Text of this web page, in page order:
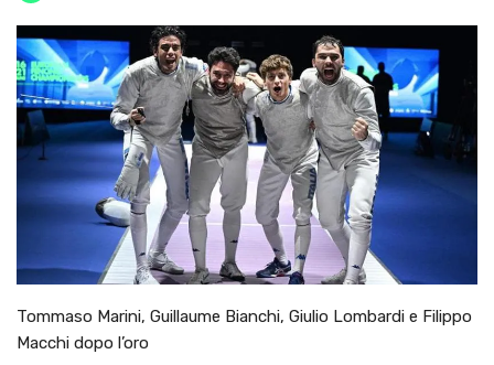
Tommaso Marini, Guillaume Bianchi, Giulio Lombardi e Filippo
Macchi dopo l’oro